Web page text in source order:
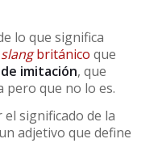
lo que significa
slangbritánico que
imitación, que
pero que no lo es.
significado de la
adjetivo que define